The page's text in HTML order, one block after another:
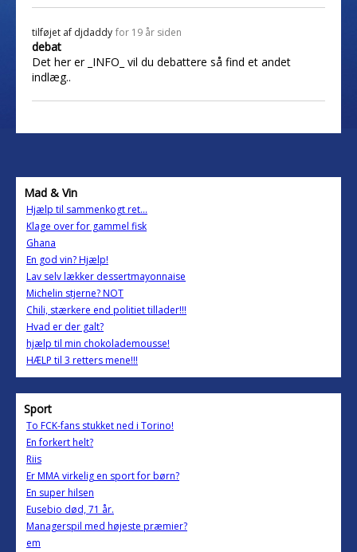
tilføjet af djdaddy for 19 år siden
debat
Det her er _INFO_ vil du debattere så find et andet
indlæg..
Mad & Vin
Hjælp til sammenkogt ret...
Klage over for gammel fisk
Ghana
En god vin? Hjælp!
Lav selv lækker dessertmayonnaise
Michelin stjerne? NOT
Chili, stærkere end politiet tillader!!!
Hvad er der galt?
hjælp til min chokolademousse!
HÆLP til 3 retters mene!!!
Sport
To FCK-fans stukket ned i Torino!
En forkert helt?
Riis
Er MMA virkelig en sport for børn?
En super hilsen
Eusebio død, 71 år.
Managerspil med højeste præmier?
em